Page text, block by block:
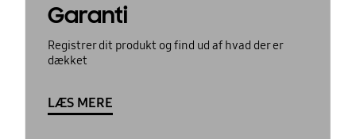
Garanti
Registrer dit produkt og find ud af hvad der er
dækket
LÆS MERE